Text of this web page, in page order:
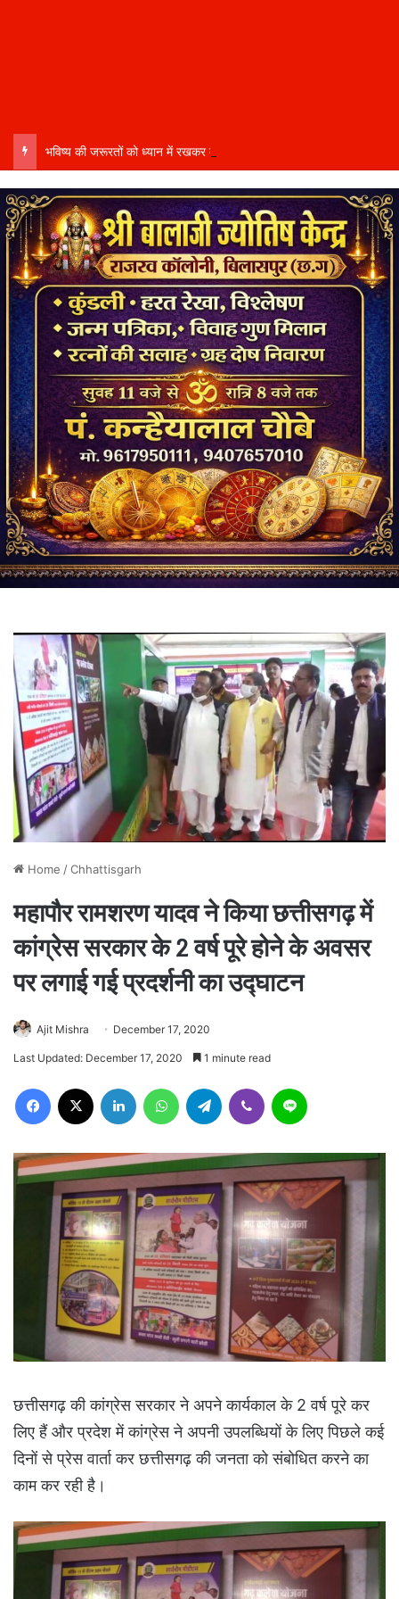
Home /Chhattisgarh
महापौर रामशरण यादव ने किया छत्तीसगढ़ में
कांग्रेस सरकार के 2 वर्ष पूरे होने के अवसर
पर लगाई गई प्रदर्शनी का उद्घाटन
Ajit Mishra December 17, 2020
Last Updated: December 17, 2020 1 minute read
Facebook LinkedIn WhatsAppTelegram Viber
छत्तीसगढ़ की कांग्रेस सरकार ने अपने कार्यकाल के 2 वर्ष पूरे कर
लिए हैं और प्रदेश में कांग्रेस ने अपनी उपलब्धियों के लिए पिछले कई
दिनों से प्रेस वार्ता कर छत्तीसगढ़ की जनता को संबोधित करने का
काम कर रही है।